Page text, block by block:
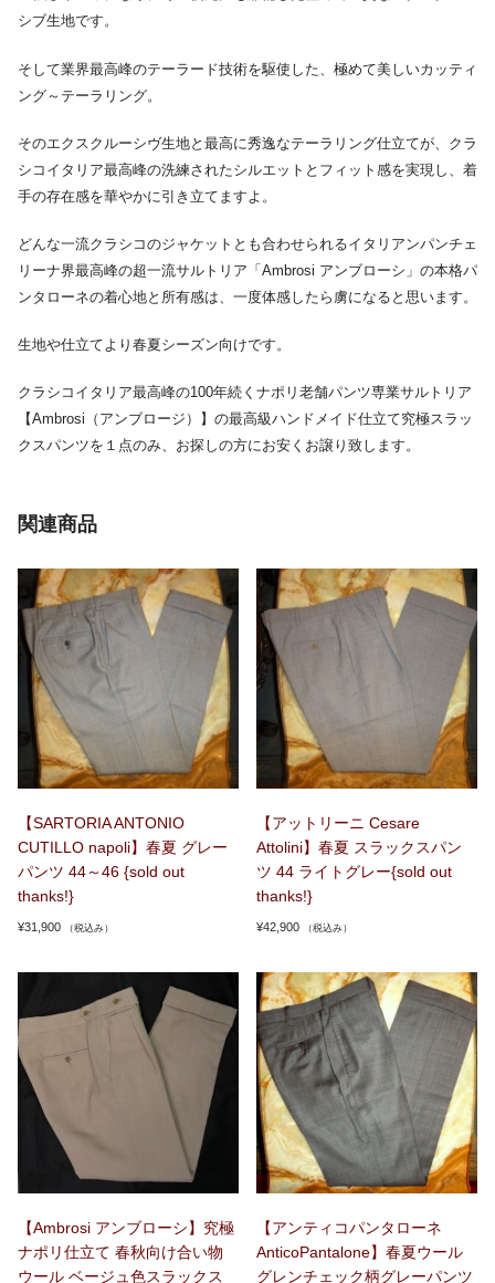
シブ生地です。
そして業界最高峰のテーラード技術を駆使した、極めて美しいカッティ
ング～テーラリング。
そのエクスクルーシヴ生地と最高に秀逸なテーラリング仕立てが、クラ
シコイタリア最高峰の洗練されたシルエットとフィット感を実現し、着
手の存在感を華やかに引き立てますよ。
どんな一流クラシコのジャケットとも合わせられるイタリアンパンチェ
リーナ界最高峰の超一流サルトリア「Ambrosi アンブローシ」の本格パ
ンタローネの着心地と所有感は、一度体感したら虜になると思います。
生地や仕立てより春夏シーズン向けです。
クラシコイタリア最高峰の100年続くナポリ老舗パンツ専業サルトリア
【Ambrosi（アンブロージ）】の最高級ハンドメイド仕立て究極スラッ
クスパンツを１点のみ、お探しの方にお安くお譲り致します。
関連商品
【SARTORIA ANTONIO
CUTILLO napoli】春夏 グレー
パンツ 44～46 {sold out
thanks!}
¥31,900 （税込み）
【アットリーニ Cesare
Attolini】春夏 スラックスパン
ツ 44 ライトグレー{sold out
thanks!}
¥42,900 （税込み）
【Ambrosi アンブローシ】究極
ナポリ仕立て 春秋向け合い物
ウール ベージュ色スラックス
【アンティコパンタローネ
AnticoPantalone】春夏ウール
グレンチェック柄グレーパンツ